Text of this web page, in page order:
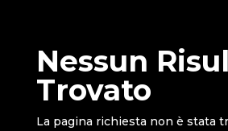
Nessun
Trovato
La pagina richiesta non è stata